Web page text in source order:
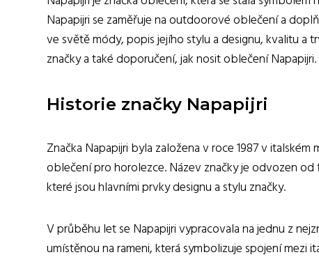
Napapijri se zaměřuje na outdoorové oblečení a
ve světě módy, popis jejího stylu a designu, kvalitu a
značky a také doporučení, jak nosit oblečení Napapijri.
Historie značky Napapijri
Značka Napapijri byla založena v roce 1987 v
oblečení pro horolezce. Název značky je odvozen
které jsou hlavními prvky designu a stylu značky.
V průběhu let se Napapijri vypracovala na jednu z
umístěnou na rameni, která symbolizuje spojení mezi